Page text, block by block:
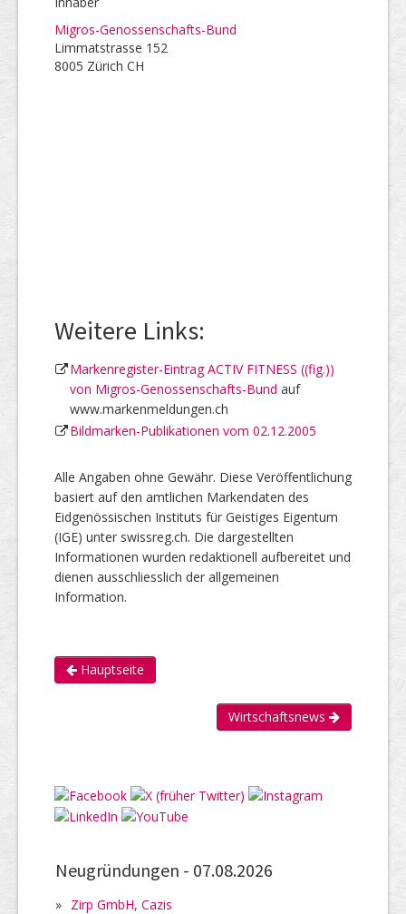
Migros-Genossenschafts-Bund
Limmatstrasse 152
8005 Zürich CH
Weitere Links:
Markenregister-Eintrag ACTIV FITNESS ((fig.))
von Migros-Genossenschafts-Bund auf
www.markenmeldungen.ch
Bildmarken-Publikationen vom 02.12.2005
Alle Angaben ohne Gewähr. Diese Veröffentlichung
basiert auf den amtlichen Markendaten des
Eidgenössischen Instituts für Geistiges Eigentum
(IGE) unter swissreg.ch. Die dargestellten
Informationen wurden redaktionell aufbereitet und
dienen ausschliesslich der allgemeinen
Information.
Hauptseite
Wirtschaftsnews
Neugründungen - 07.08.2026
» Zirp GmbH, Cazis